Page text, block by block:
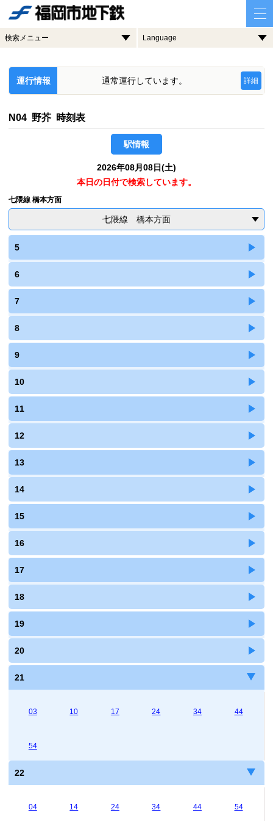
検索メニュー Language
運行情報 通常運行しています。 詳細
N04 野芥 時刻表
駅情報
2026年08月08日(土)
本日の日付で検索しています。
七隈線 橋本方面
七隈線 橋本方面
5
6
7
8
9
10
11
12
13
14
15
16
17
18
19
20
21
03 10 17 24 34 44
54
22
04 14 24 34 44 54